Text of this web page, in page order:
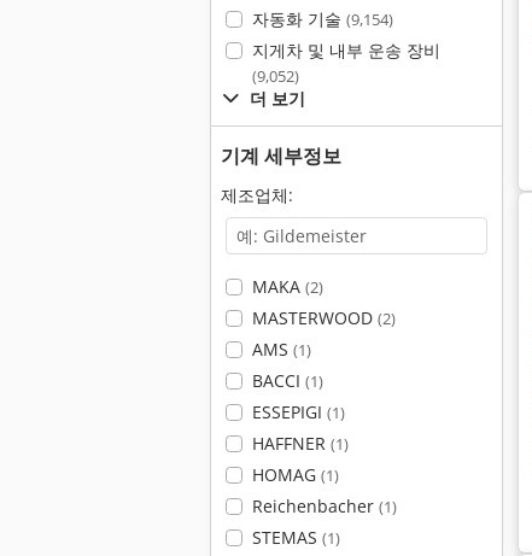
자동화 기술 (9,154)
지게차 및 내부 운송 장비
(9,052)
더 보기
기계 세부정보
제조업체:
MAKA (2)
MASTERWOOD (2)
AMS (1)
BACCI (1)
ESSEPIGI (1)
HAFFNER (1)
HOMAG (1)
Reichenbacher (1)
STEMAS (1)